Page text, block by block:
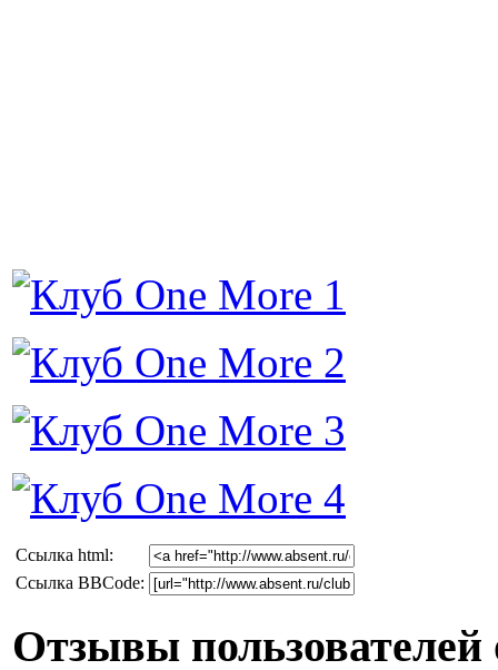
Cсылка html:
Ссылка BBCode:
Отзывы пользователей